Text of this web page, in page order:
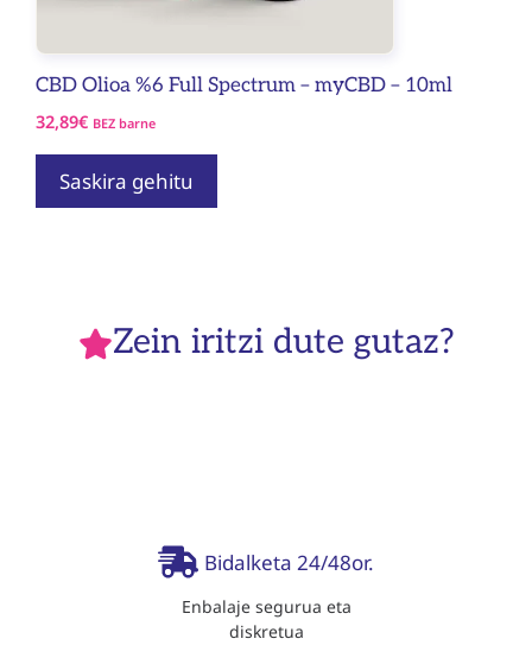
CBD Olioa %6 Full Spectrum – myCBD – 10ml
32,89€ BEZ barne
Saskira gehitu
Zein iritzi dute gutaz?
Bidalketa 24/48or.
Enbalaje segurua eta
diskretua